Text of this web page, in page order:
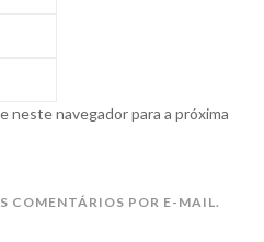
neste navegador para a próxima
COMENTÁRIOS POR E-MAIL.